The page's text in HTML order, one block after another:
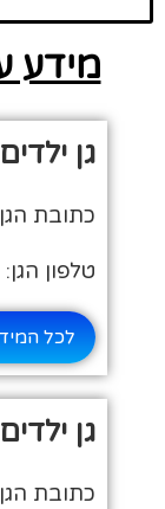
מידע
גן
כתובת
טלפון הגן: 08-9254672
לכל
גן
כתובת